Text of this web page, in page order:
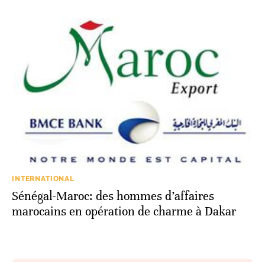
INTERNATIONAL
Sénégal-Maroc: des hommes d’affaires
marocains en opération de charme à Dakar